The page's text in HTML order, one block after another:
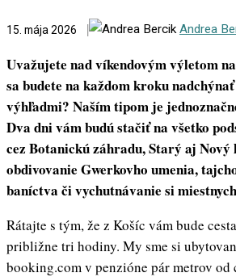
15. mája 2026 Andrea
Uvažujete nad víkendovým výletom
sa budete na každom kroku
výhľadmi? Naším tipom je
Dva dni vám budú stačiť na všetko
cez Botanickú záhradu, Starý aj Nový
obdivovanie Gwerkovho umenia,
baníctva či vychutnávanie si
Rátajte s tým, že z Košíc vám bude
približne tri hodiny. My sme si
booking.com v penzióne pár metrov od